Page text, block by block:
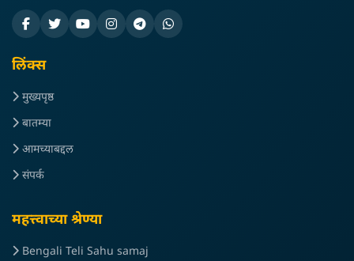
लिंक्स
मुख्यपृष्ठ
बातम्या
आमच्याबद्दल
संपर्क
महत्त्वाच्या श्रेण्या
Bengali Teli Sahu samaj